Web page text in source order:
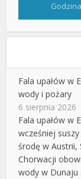
Fala upałów w
wody i pożary
6 sierpnia 2026
Fala upałów w
wcześniej
środę w Austrii,
Chorwacji
wody w Dunaju